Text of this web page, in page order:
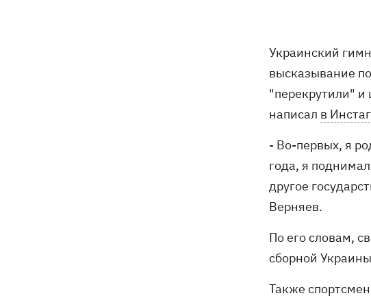
Украинский
высказывание
"перекрутили" и
написал в
- Во-первых, я
года, я
другое
Верняев.
По его словам,
сборной
Также